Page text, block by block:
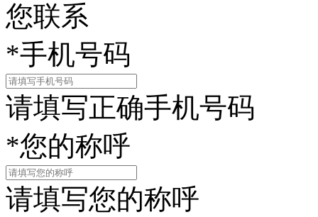
您联系
*手机号码
请填写正确手机号码
*您的称呼
请填写您的称呼